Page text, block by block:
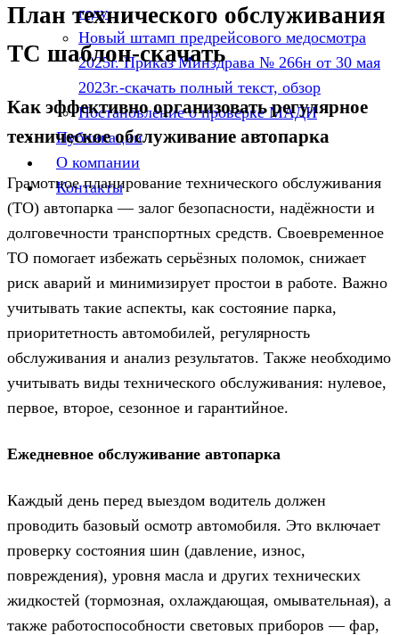
году
Новый штамп предрейсового медосмотра
2025г. Приказ Минздрава № 266н от 30 мая
2023г.-скачать полный текст, обзор
Постановление о проверке МАДИ
Публикации
О компании
Контакты
План технического обслуживания
ТС шаблон-скачать
Как эффективно организовать регулярное
техническое обслуживание автопарка
Грамотное планирование технического обслуживания
(ТО) автопарка — залог безопасности, надёжности и
долговечности транспортных средств. Своевременное
ТО помогает избежать серьёзных поломок, снижает
риск аварий и минимизирует простои в работе. Важно
учитывать такие аспекты, как состояние парка,
приоритетность автомобилей, регулярность
обслуживания и анализ результатов. Также необходимо
учитывать виды технического обслуживания: нулевое,
первое, второе, сезонное и гарантийное.
Ежедневное обслуживание автопарка
Каждый день перед выездом водитель должен
проводить базовый осмотр автомобиля. Это включает
проверку состояния шин (давление, износ,
повреждения), уровня масла и других технических
жидкостей (тормозная, охлаждающая, омывательная), а
также работоспособности световых приборов — фар,